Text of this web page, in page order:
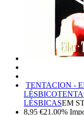
TENTACION -
LÉSBICO
LÉSBICASEM
8,95 €21.00%